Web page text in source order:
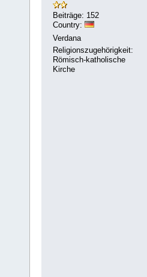
Beiträge: 152
Country:
Verdana
Religionszugehörigkeit:
Römisch-katholische
Kirche